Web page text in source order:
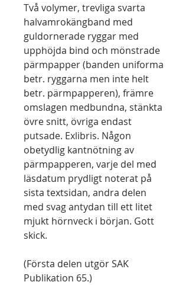
Två volymer, trevliga svarta
halvamrokängband med
guldornerade ryggar med
upphöjda bind och mönstrade
pärmpapper (banden uniforma
betr. ryggarna men inte helt
betr. pärmpapperen), främre
omslagen medbundna, stänkta
övre snitt, övriga endast
putsade. Exlibris. Någon
obetydlig kantnötning av
pärmpapperen, varje del med
läsdatum prydligt noterat på
sista textsidan, andra delen
med svag antydan till ett litet
mjukt hörnveck i början. Gott
skick.
(Första delen utgör SAK
Publikation 65.)